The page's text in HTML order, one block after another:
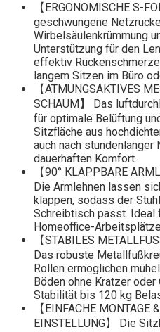
【ERGONOMISCHE S-
geschwungene
Wirbelsäulenkrümmung
Unterstützung für den
effektiv
langem Sitzen im Büro
【ATMUNGSAKTIVES
SCHAUM】 Das
für optimale Belüftung
Sitzfläche aus
auch nach
dauerhaften Komfort.
【90° KLAPPBARE
Die Armlehnen lassen
klappen, sodass der
Schreibtisch passt. Ideal
Homeoffice-
【STABILES
Das robuste
Rollen ermöglichen
Böden ohne Kratzer
Stabilität bis 120 kg
【EINFACHE MONTAGE
EINSTELLUNG】 Die